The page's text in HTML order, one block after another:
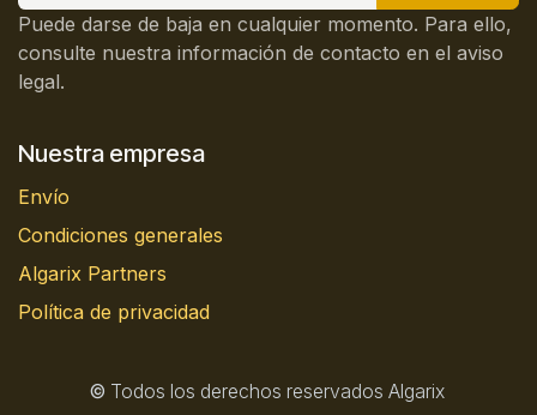
Puede darse de baja en cualquier momento. Para ello,
consulte nuestra información de contacto en el aviso
legal.
Nuestra empresa
Envío
Condiciones generales
Algarix Partners
Política de privacidad
© Todos los derechos reservados Algarix